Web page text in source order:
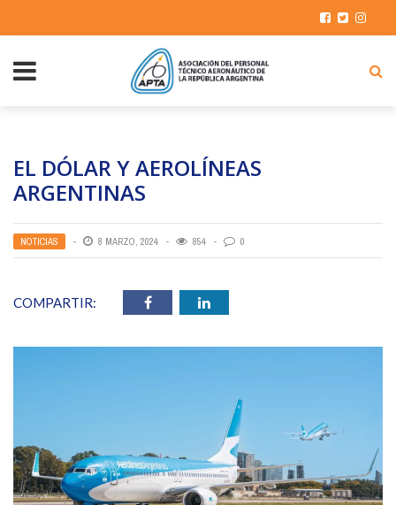
EL DÓLAR Y AEROLÍNEAS
ARGENTINAS
NOTICIAS 8 MARZO, 2024 854 0
COMPARTIR: